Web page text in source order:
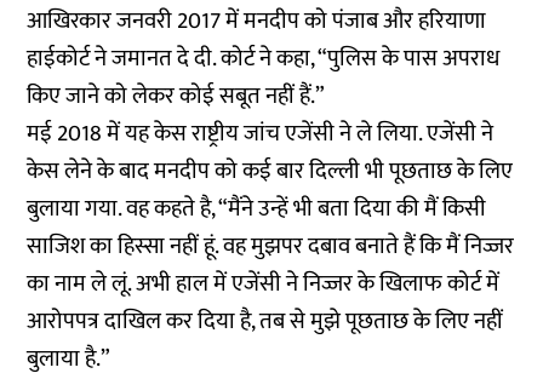
आखिरकार जनवरी 2017 में मनदीप को पंजाब और हरियाणा
हाईकोर्ट ने जमानत दे दी. कोर्ट ने कहा, “पुलिस के पास अपराध
किए जाने को लेकर कोई सबूत नहीं हैं.”
मई 2018 में यह केस राष्ट्रीय जांच एजेंसी ने ले लिया. एजेंसी ने
केस लेने के बाद मनदीप को कई बार दिल्ली भी पूछताछ के लिए
बुलाया गया. वह कहते है, “मैंने उन्हें भी बता दिया की मैं किसी
साजिश का हिस्सा नहीं हूं. वह मुझपर दबाव बनाते हैं कि मैं निज्जर
का नाम ले लूं. अभी हाल में एजेंसी ने निज्जर के खिलाफ कोर्ट में
आरोपपत्र दाखिल कर दिया है, तब से मुझे पूछताछ के लिए नहीं
बुलाया है.”